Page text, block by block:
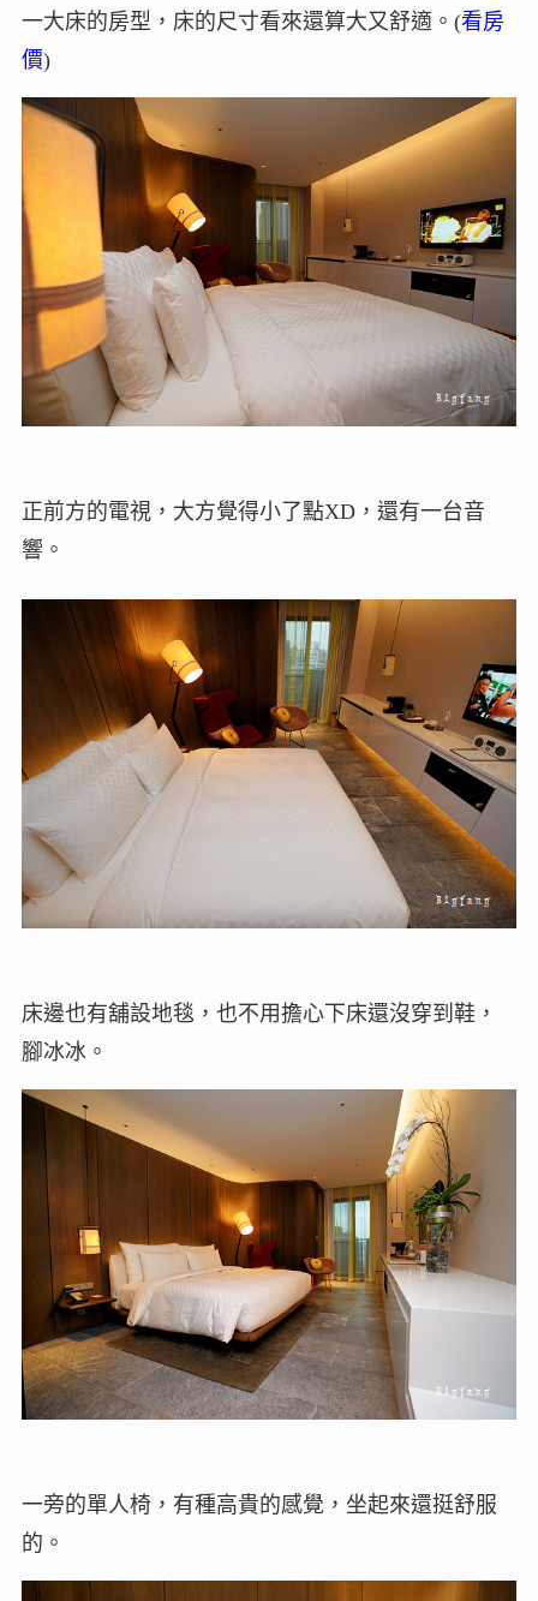
一大床的房型，床的尺寸看來還算大又舒適。(看房
價)
正前方的電視，大方覺得小了點XD，還有一台音
響。
床邊也有舖設地毯，也不用擔心下床還沒穿到鞋，
腳冰冰。
一旁的單人椅，有種高貴的感覺，坐起來還挺舒服
的。